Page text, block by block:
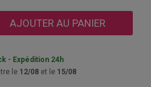
AJOUTER AU PANIER
- Expédition 24h
le 12/08et le 15/08